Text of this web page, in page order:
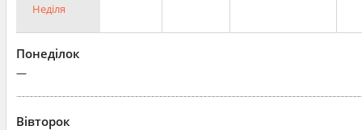
Неділя
Понеділок
—
Вівторок